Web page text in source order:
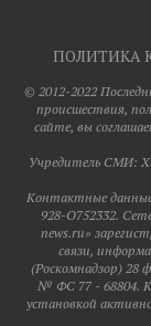
ПОЛИТИКА
© 2012-2022
происшествия,
сайте, вы
Учредитель СМИ:
Контактные данные
928-O752332.
news.ru»
связи,
(Роскомнадзор) 28
№ ФС 77 - 68804.
установкой